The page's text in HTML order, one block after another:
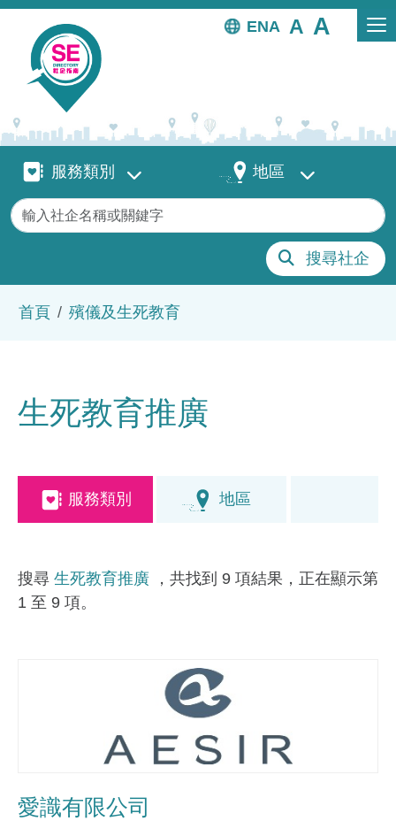
移至主內容
EN
服務類別服務類別 地區 地區
關鍵字
搜尋社企
首頁 殯儀及生死教育
生死教育推廣
服務類別 地區
搜尋 生死教育推廣
，共找到 9 項結果，正在顯示第
1 至 9 項。
愛識有限公司